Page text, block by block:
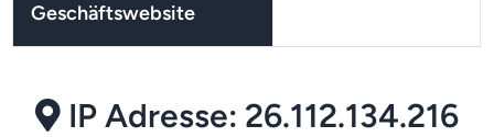
Geschäftswebsite
IP Adresse: 26.112.134.216